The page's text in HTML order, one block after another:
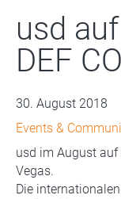
usd
DEF
30. August 2018
Events &
usd im August auf
Vegas.
Die